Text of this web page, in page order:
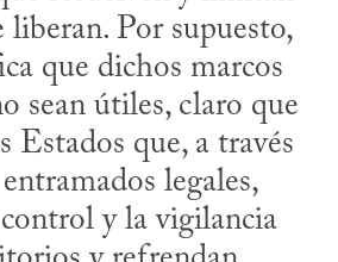
liberan. Por supuesto,
que dichos marcos
sean útiles, claro que
Estados que, a través
legales,
y la vigilancia